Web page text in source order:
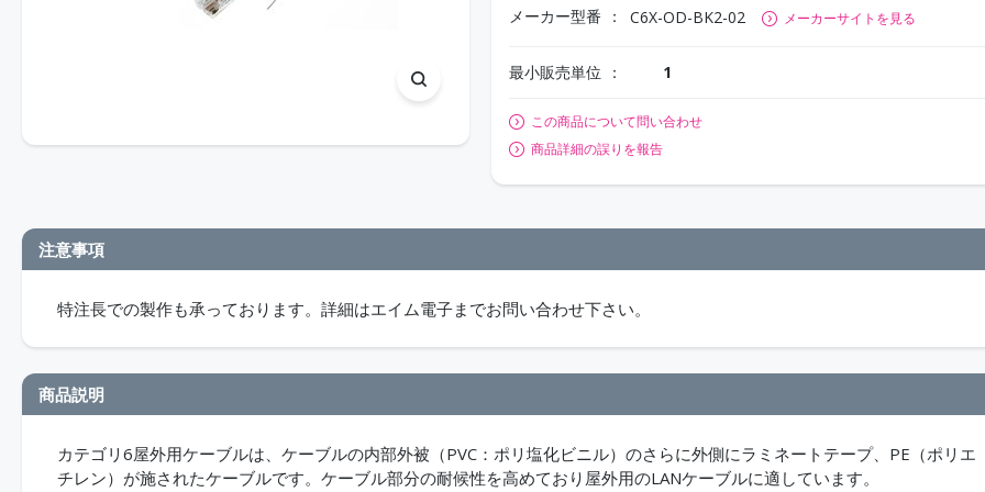
メーカー型番 C6X-OD-BK2-02 メーカーサイトを見る
最小販売単位 1
この商品について問い合わせ
商品詳細の誤りを報告
注意事項
特注長での製作も承っております。詳細はエイム電子までお問い合わせ下さい。
商品説明
カテゴリ6屋外用ケーブルは、ケーブルの内部外被（PVC：ポリ塩化ビニル）のさらに外側にラミネートテープ、PE（ポリエ
チレン）が施されたケーブルです。ケーブル部分の耐候性を高めており屋外用のLANケーブルに適しています。